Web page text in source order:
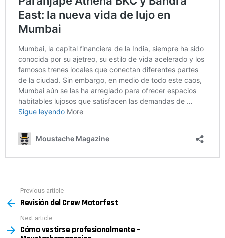
more
Previous article
Revisión del Crew Motorfest
Next article
Cómo vestirse profesionalmente –